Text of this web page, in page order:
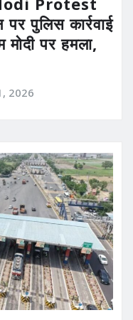
पुलिस कार्रवाई
मोदी पर हमला,
2026